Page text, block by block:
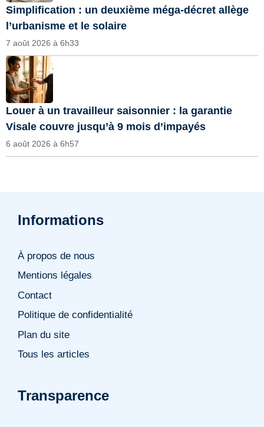
Simplification : un deuxième méga-décret allège
l’urbanisme et le solaire
7 août 2026 à 6h33
Louer à un travailleur saisonnier : la garantie
Visale couvre jusqu’à 9 mois d’impayés
6 août 2026 à 6h57
Informations
À propos de nous
Mentions légales
Contact
Politique de confidentialité
Plan du site
Tous les articles
Transparence